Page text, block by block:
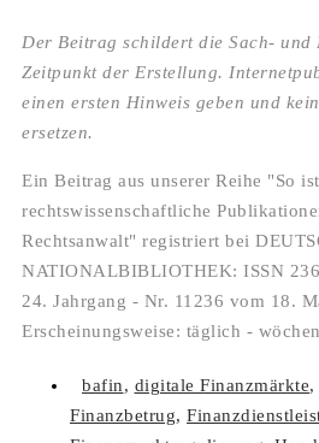
Der Beitrag schildert die Sach- und
Zeitpunkt der Erstellung.
einen ersten Hinweis geben und
ersetzen.
Ein Beitrag aus unserer Reihe "So
rechtswissenschaftliche
Rechtsanwalt" registriert bei
NATIONALBIBLIOTHEK: ISSN
24. Jahrgang - Nr. 11236 vom 18.
Erscheinungsweise: täglich -
bafin, digitale Finanzmärkte,
Finanzbetrug,